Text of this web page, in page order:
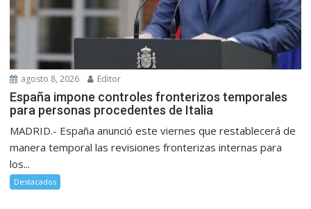
agosto 8, 2026 Editor
España impone controles fronterizos temporales
para personas procedentes de Italia
MADRID.- España anunció este viernes que restablecerá de
manera temporal las revisiones fronterizas internas para
los...
Destacados